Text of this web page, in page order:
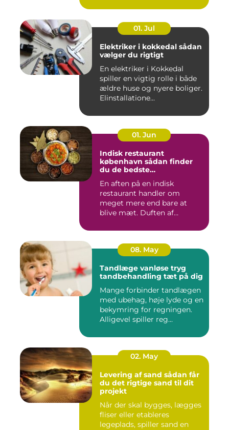
01. Jul
Elektriker i kokkedal sådan
vælger du rigtigt
En elektriker i Kokkedal
spiller en vigtig rolle i både
ældre huse og nyere boliger.
Elinstallatione...
01. Jun
Indisk restaurant
københavn sådan finder
du de bedste
En aften på en indisk
restaurant handler om
meget mere end bare at
blive mæt. Duften af
08. May
Tandlæge vanløse tryg
tandbehandling tæt på dig
Mange forbinder tandlægen
med ubehag, høje lyde og en
bekymring for regningen.
Alligevel spiller reg...
02. May
Levering af sand sådan får
du det rigtige sand til dit
projekt
Når der skal bygges, lægges
fliser eller etableres
legeplads, spiller sand en